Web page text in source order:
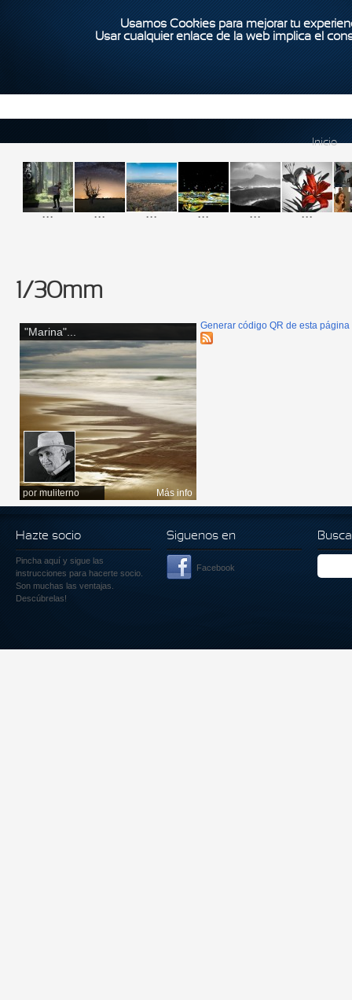
Usamos Cookies para mejorar tu
Usar cualquier enlace de la web implica el
Inicio
... ... ... ... ... ...
1/30mm
"Marina"...
por muliterno Más info
Generar código QR de esta página
Hazte socio
Pincha aquí y sigue las
instrucciones para hacerte socio.
Son muchas las ventajas.
Descúbrelas!
Siguenos en
Facebook